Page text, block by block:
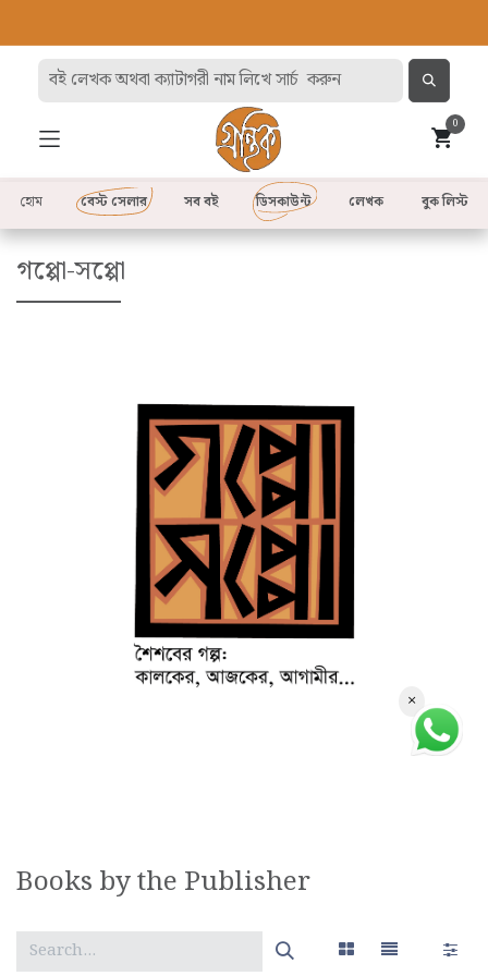
0
হোম বেস্ট সেলার সব বই লেখক
ডিসকাউন্ট বুক লিস্ট
গপ্পো-সপ্পো
Books by the Publisher
×